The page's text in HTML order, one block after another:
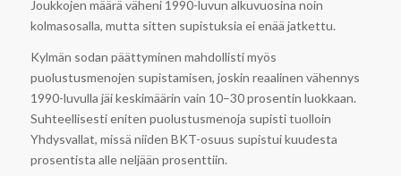
Joukkojen määrä väheni 1990-luvun alkuvuosina noin
kolmasosalla, mutta sitten supistuksia ei enää jatkettu.
Kylmän sodan päättyminen mahdollisti myös
puolustusmenojen supistamisen, joskin reaalinen vähennys
1990-luvulla jäi keskimäärin vain 10–30 prosentin luokkaan.
Suhteellisesti eniten puolustusmenoja supisti tuolloin
Yhdysvallat, missä niiden BKT-osuus supistui kuudesta
prosentista alle neljään prosenttiin.